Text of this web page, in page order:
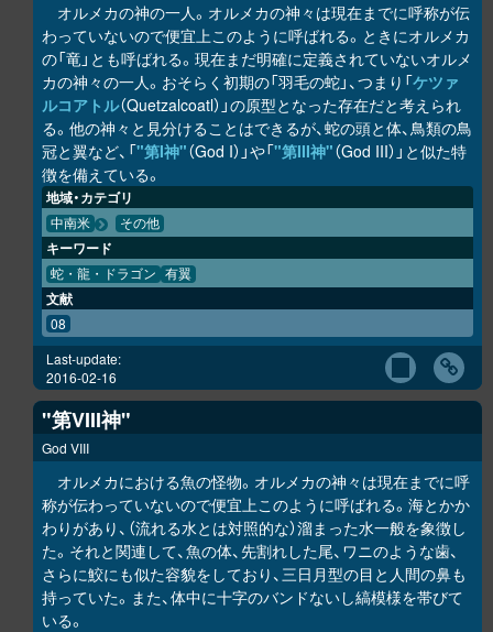
オルメカの神の一人。オルメカの神々は現在までに呼称が伝
わっていないので便宜上このように呼ばれる。ときにオルメカ
の「竜」とも呼ばれる。現在まだ明確に定義されていないオルメ
カの神々の一人。おそらく初期の「羽毛の蛇」、つまり「ケツァ
ルコアトル（Quetzalcoatl）」の原型となった存在だと考えられ
る。他の神々と見分けることはできるが、蛇の頭と体、鳥類の鳥
冠と翼など、「"第I神"（God I）」や「"第III神"（God III）」と似た特
徴を備えている。
地域・カテゴリ
中南米 その他
キーワード
蛇・龍・ドラゴン 有翼
文献
08
Last-update:
2016-02-16
"第VIII神"
God VIII
オルメカにおける魚の怪物。オルメカの神々は現在までに呼
称が伝わっていないので便宜上このように呼ばれる。海とかか
わりがあり、（流れる水とは対照的な）溜まった水一般を象徴し
た。それと関連して、魚の体、先割れした尾、ワニのような歯、
さらに鮫にも似た容貌をしており、三日月型の目と人間の鼻も
持っていた。また、体中に十字のバンドないし縞模様を帯びて
いる。